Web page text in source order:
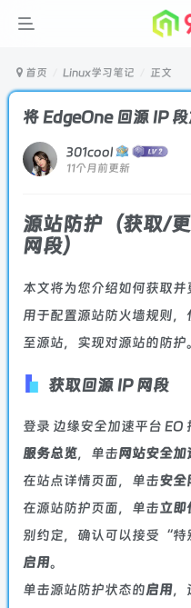
首页 Linux学习笔记 正文
将 EdgeOne 回源 IP
301cool
11个月前更新
源站防护（获取/
网段）
本文将为您介绍如何获取并
用于配置源站防火墙规则
至源站，实现对源站的防护。
获取回源 IP 网段
登录 边缘安全加速平台 EO
服务总览，单击网站安全加
在站点详情页面，单击安全
在源站防护页面，单击立即
别约定，确认可以接受“
启用。
单击源站防护状态的启用，